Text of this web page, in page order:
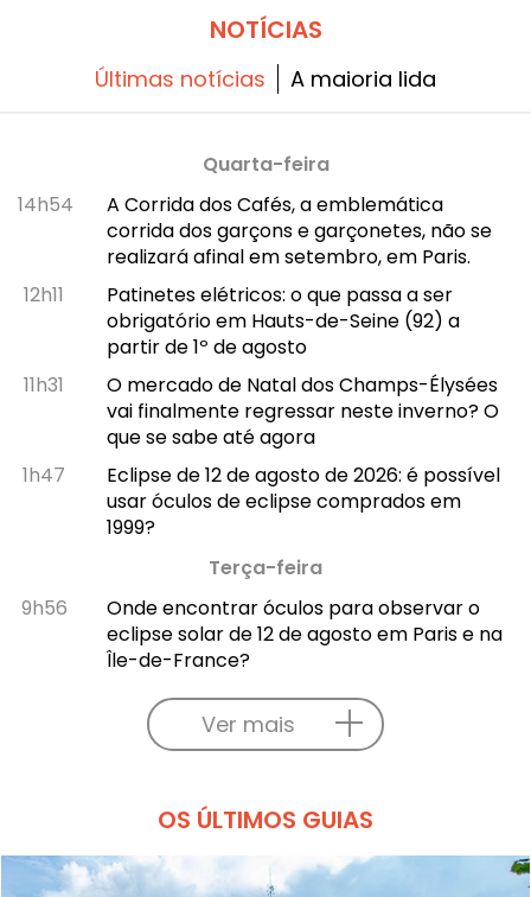
de agosto de 2026.NOTÍCIAS
Últimas notícias A maioria lida
Quarta-feira
14h54
A Corrida dos Cafés, a emblemática
corrida dos garçons e garçonetes, não se
realizará afinal em setembro, em Paris.
12h11
Patinetes elétricos: o que passa a ser
obrigatório em Hauts-de-Seine (92) a
partir de 1º de agosto
11h31
O mercado de Natal dos Champs-Élysées
vai finalmente regressar neste inverno? O
que se sabe até agora
1h47
Eclipse de 12 de agosto de 2026: é possível
usar óculos de eclipse comprados em
1999?
Terça-feira
9h56
Onde encontrar óculos para observar o
eclipse solar de 12 de agosto em Paris e na
Île-de-France?
Ver mais
OS ÚLTIMOS GUIAS